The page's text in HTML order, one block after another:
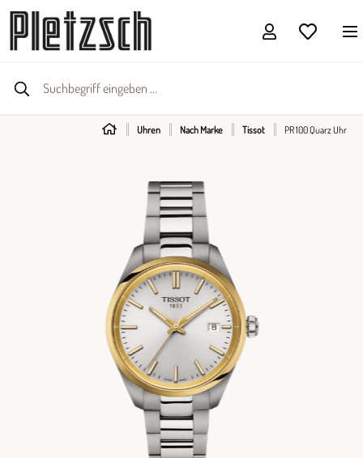
Uhren Nach Marke Tissot PR 100 Quarz Uhr